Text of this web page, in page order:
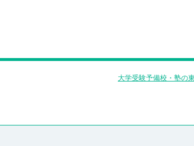
大学受験予備校・塾の